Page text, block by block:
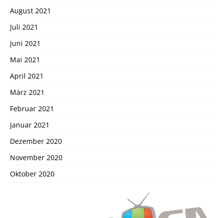
August 2021
Juli 2021
Juni 2021
Mai 2021
April 2021
März 2021
Februar 2021
Januar 2021
Dezember 2020
November 2020
Oktober 2020